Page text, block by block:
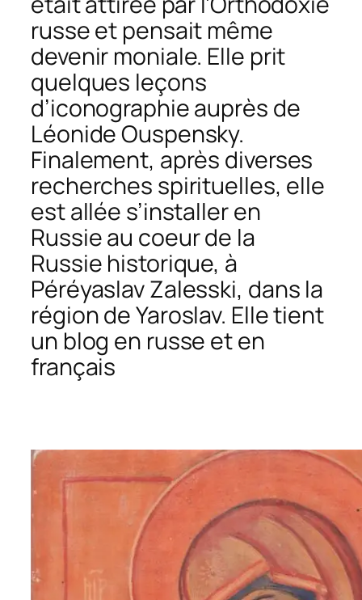
russe et pensait même
devenir moniale. Elle prit
quelques leçons
d’iconographie auprès de
Léonide Ouspensky.
Finalement, après diverses
recherches spirituelles, elle
est allée s’installer en
Russie au coeur de la
Russie historique, à
Péréyaslav Zalesski, dans la
région de Yaroslav. Elle tient
un blog en russe et en
français